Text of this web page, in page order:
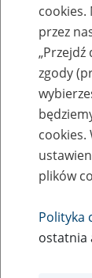
Szkolenia
Zaproś
eZUS w
Rodzaj
Szkolenia
cookies.
przez
zgody
cookies.
plików
Polityka
ostatnia